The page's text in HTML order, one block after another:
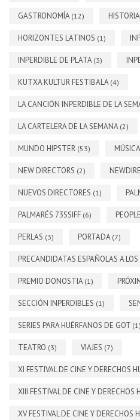
GASTRONOMÍA (12) HISTORIA
HORIZONTES LATINOS (1)
INPERDIBLE DE PLATA (3)
KUTXA KULTUR FESTIBALA (4)
LA CANCIÓN INPERDIBLE DE LA
LA CARTELERA DE LA SEMANA (2)
MUNDO HIPSTER (53) MÚSICA
NEW DIRECTORS (2)
NUEVOS DIRECTORES (1)
PALMARÉS 73SSIFF (6) PEOPLE
PERLAS (3) PORTADA (7)
PRECANDIDATAS ESPAÑOLAS A LOS
PREMIO DONOSTIA (1)
SECCIÓN INPERDIBLES (1)
SERIES PARA HUÉRFANOS DE GOT (1)
TEATRO (3) VIAJES (7)
XI FESTIVAL DE CINE Y DERECHOS
XIII FESTIVAL DE CINE Y DERECHOS
XV FESTIVAL DE CINE Y DERECHOS